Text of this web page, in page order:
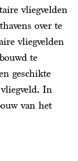
vliegvelden
over te
vliegvelden
te
geschikte
In
van het